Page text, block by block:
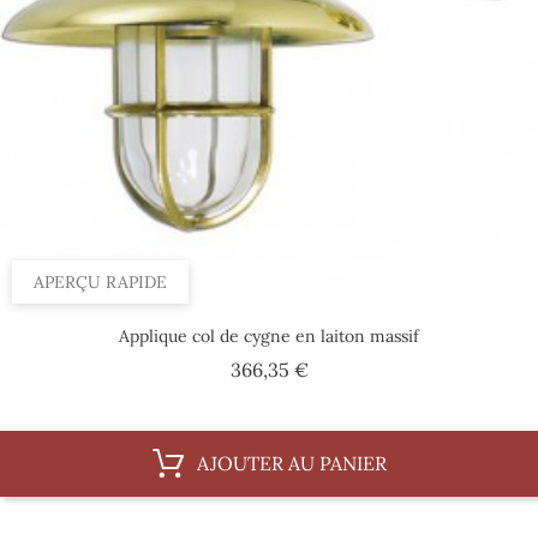
APERÇU RAPIDE
Applique col de cygne en laiton massif
366,35 €Prix
AJOUTER AU PANIER